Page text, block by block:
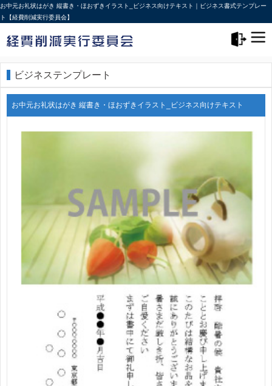
お中元お礼状はがき 縦書き・ほおずきイラスト_ビジネス向けテキスト｜ビジネス書式テンプレー
ト【経費削減実行委員会】
ビジネステンプレート
お中元お礼状はがき 縦書き・ほおずきイラスト_ビジネス向けテキスト